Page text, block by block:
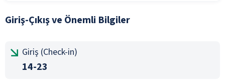
Giriş-Çıkış ve Önemli Bilgiler
Giriş (Check-in)
14-23